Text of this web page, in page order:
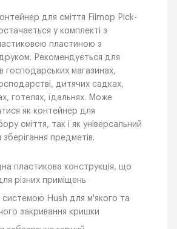
для сміття Filmop Pick-
у комплекті з
пластиною з
Рекомендується для
господарських магазинах,
дитячих садках,
готелях, їдальнях. Може
як контейнер для
сміття, так і як універсальний
предметів.
пластикова конструкція, що
різних приміщень
Hush для м'якого та
закривання кришки